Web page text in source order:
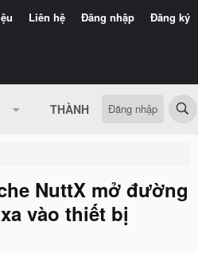
Liên hệ Đăng nhập Đăng ký
THÀNH VIÊN CÓ GÌ
Đăng nhập
NuttX mở đường
vào thiết bị